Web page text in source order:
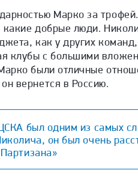
Марко за
добрые люди.
как у других
клубы с большими
были отличные
вернется в Россию.
был одним из самых
он был очень